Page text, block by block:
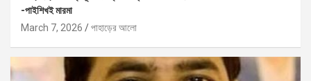
-পাইশিখই মারমা
March 7, 2026
পাহাড়ের আলো